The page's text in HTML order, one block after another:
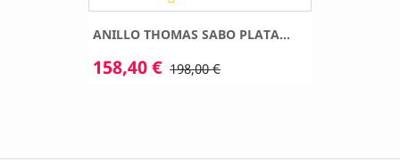
ANILLO THOMAS SABO PLATA...
158,40 € 198,00 €